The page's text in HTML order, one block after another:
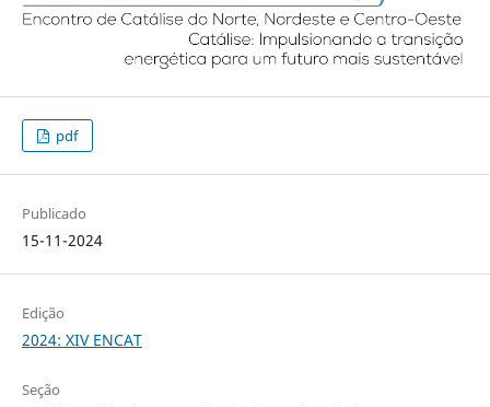
pdf
Publicado
15-11-2024
Edição
2024: XIV ENCAT
Seção